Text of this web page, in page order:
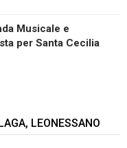
Musicale e
per Santa Cecilia
LEONESSANO